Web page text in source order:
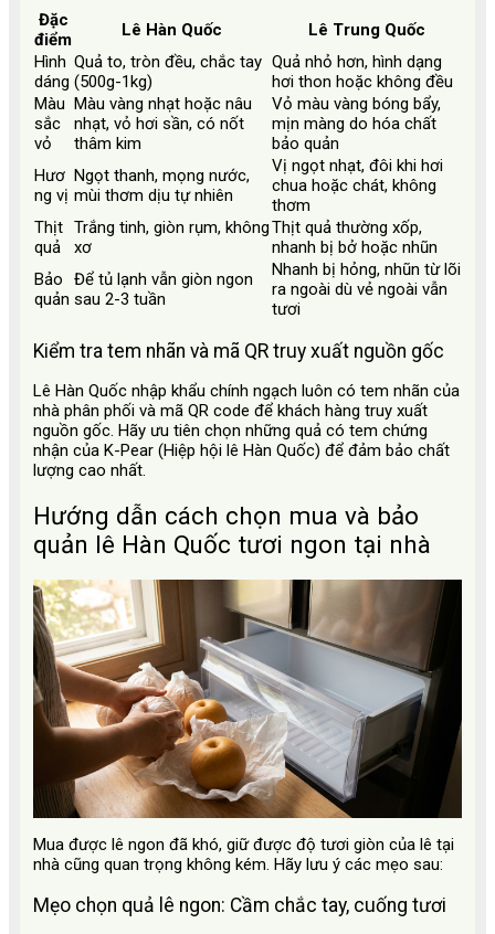
Đặc
điểm
Lê Hàn Quốc
Lê Trung Quốc
Hình
dáng
Quả to, tròn đều, chắc tay
(500g-1kg)
Quả nhỏ hơn, hình dạng
hơi thon hoặc không đều
Màu
sắc
vỏ
Màu vàng nhạt hoặc nâu
nhạt, vỏ hơi sần, có nốt
thâm kim
Vỏ màu vàng bóng bẩy,
mịn màng do hóa chất
bảo quản
Hươ
ng vị
Ngọt thanh, mọng nước,
mùi thơm dịu tự nhiên
Vị ngọt nhạt, đôi khi hơi
chua hoặc chát, không
thơm
Thịt
quả
Trắng tinh, giòn rụm, không
xơ
Thịt quả thường xốp,
nhanh bị bở hoặc nhũn
Bảo
quản
Để tủ lạnh vẫn giòn ngon
sau 2-3 tuần
Nhanh bị hỏng, nhũn từ lõi
ra ngoài dù vẻ ngoài vẫn
tươi
Kiểm tra tem nhãn và mã QR truy xuất nguồn gốc
Lê Hàn Quốc nhập khẩu chính ngạch luôn có tem nhãn của
nhà phân phối và mã QR code để khách hàng truy xuất
nguồn gốc. Hãy ưu tiên chọn những quả có tem chứng
nhận của K-Pear (Hiệp hội lê Hàn Quốc) để đảm bảo chất
lượng cao nhất.
Hướng dẫn cách chọn mua và bảo
quản lê Hàn Quốc tươi ngon tại nhà
Mua được lê ngon đã khó, giữ được độ tươi giòn của lê tại
nhà cũng quan trọng không kém. Hãy lưu ý các mẹo sau:
Mẹo chọn quả lê ngon: Cầm chắc tay, cuống tươi